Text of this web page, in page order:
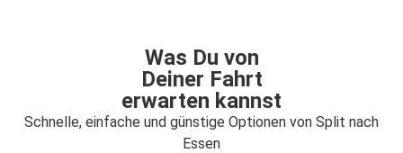
Was Du von
Deiner Fahrt
erwarten kannst
Schnelle, einfache und günstige Optionen von Split nach
Essen